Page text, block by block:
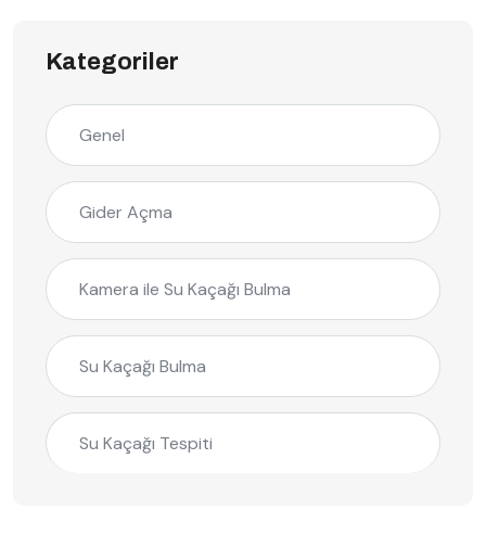
Kategoriler
Genel
Gider Açma
Kamera ile Su Kaçağı Bulma
Su Kaçağı Bulma
Su Kaçağı Tespiti